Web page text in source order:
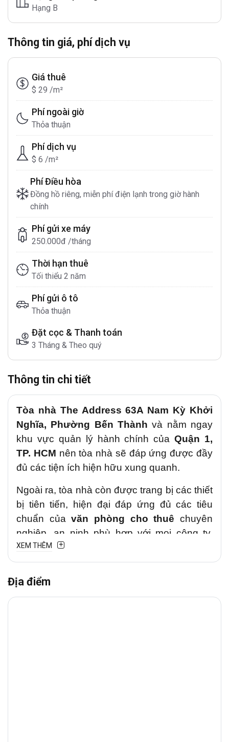
Hạng B
Thông tin giá, phí dịch vụ
Giá thuê
$ 29 /m²
Phí ngoài giờ
Thỏa thuận
Phí dịch vụ
$ 6 /m²
Phí Điều hòa
Đồng hồ riêng, miễn phí điện lạnh trong giờ hành
chính
Phí gửi xe máy
250.000đ /tháng
Thời hạn thuê
Tối thiểu 2 năm
Phí gửi ô tô
Thỏa thuận
Đặt cọc & Thanh toán
3 Tháng & Theo quý
Thông tin chi tiết
Tòa nhà The Address 63A Nam Kỳ Khởi
Nghĩa, Phường Bến Thành và nằm ngay
khu vực quản lý hành chính củaQuận 1,
TP. HCM nên tòa nhà sẽ đáp ứng được đầy
đủ các tiện ích hiện hữu xung quanh.
Ngoài ra, tòa nhà còn được trang bị các thiết
bị tiên tiến, hiện đại đáp ứng đủ các tiêu
chuẩn củavăn phòng cho thuê chuyên
nghiệp, an ninh phù hợp với mọi công ty,
doanh nghiệp trong và ngoài nước khi thuê
văn phòng tại đây.
XEM THÊM
Địa điểm